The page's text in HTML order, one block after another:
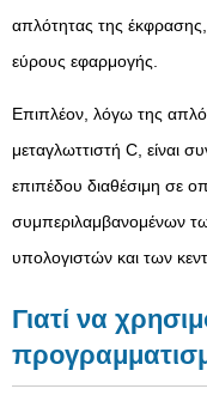
απλότητας της
εύρους εφαρμογής.
Επιπλέον, λόγω της
μεταγλωττιστή C,
επιπέδου διαθέσιμη σε
συμπεριλαμβανομένων
υπολογιστών και των
Γιατί να